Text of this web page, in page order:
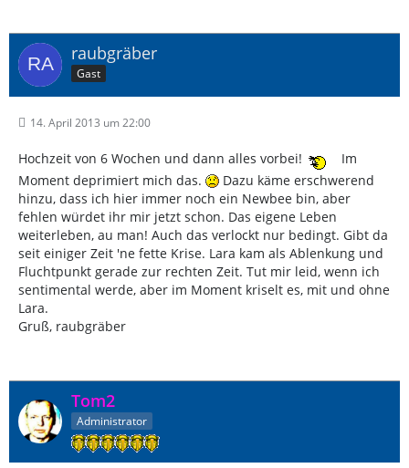
raubgräber
Gast
14. April 2013 um 22:00
Hochzeit von 6 Wochen und dann alles vorbei!
Im
Moment deprimiert mich das.
Dazu käme erschwerend
hinzu, dass ich hier immer noch ein Newbee bin, aber
fehlen würdet ihr mir jetzt schon. Das eigene Leben
weiterleben, au man! Auch das verlockt nur bedingt. Gibt da
seit einiger Zeit 'ne fette Krise. Lara kam als Ablenkung und
Fluchtpunkt gerade zur rechten Zeit. Tut mir leid, wenn ich
sentimental werde, aber im Moment kriselt es, mit und ohne
Lara.
Gruß, raubgräber
Tom2
Administrator